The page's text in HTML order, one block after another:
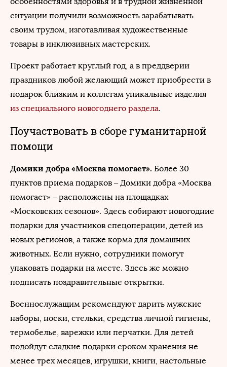
ситуации получили возможность зарабатывать
своим трудом, изготавливая художественные
товары в инклюзивных мастерских.
Проект работает круглый год, а в преддверии
праздников любой желающий может приобрести в
подарок близким и коллегам уникальные изделия
из специального новогоднего раздела.
Поучаствовать в сборе гуманитарной
помощи
Домики добра «Москва помогает». Более 30
пунктов приема подарков – Домики добра «Москва
помогает» – расположены на площадках
«Московских сезонов». Здесь собирают новогодние
подарки для участников спецоперации, детей из
новых регионов, а также корма для домашних
животных. Если нужно, сотрудники помогут
упаковать подарки на месте. Здесь же можно
подписать поздравительные открытки.
Военнослужащим рекомендуют дарить мужские
наборы, носки, стельки, средства личной гигиены,
термобелье, варежки или перчатки. Для детей
подойдут сладкие подарки сроком хранения не
менее трех месяцев, игрушки, книги, настольные